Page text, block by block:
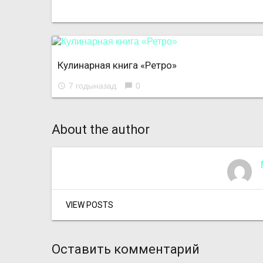
Кулинарная книга «Ретро»
access_time 7 годыназад chat_bubble 0
About the author
VIEW POSTS
Оставить комментарий